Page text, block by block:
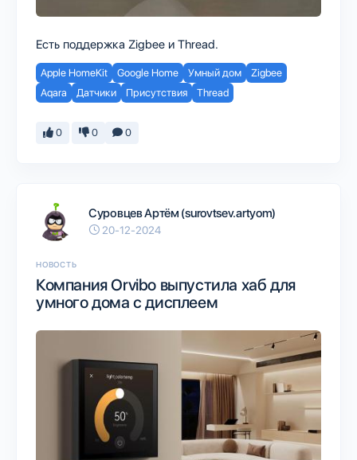
Есть поддержка Zigbee и Thread.
Apple HomeKit Google Home Умный дом
Zigbee
Aqara
Датчики Присутствия Thread
0 0 0
Суровцев Артём (surovtsev.artyom)
20-12-2024
НОВОСТЬ
Компания Orvibo выпустила хаб для
умного дома с дисплеем